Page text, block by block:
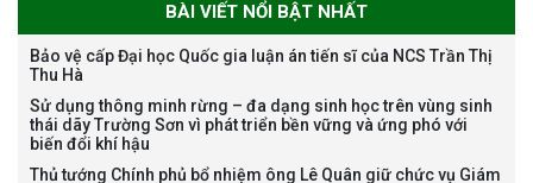
Nguyễn Thế Thông
BÀI VIẾT NỔI BẬT NHẤT
Bảo vệ cấp Đại học Quốc gia luận án tiến sĩ của NCS Trần Thị
Thu Hà
Sử dụng thông minh rừng – đa dạng sinh học trên vùng sinh
thái dãy Trường Sơn vì phát triển bền vững và ứng phó với
biến đổi khí hậu
Thủ tướng Chính phủ bổ nhiệm ông Lê Quân giữ chức vụ Giám